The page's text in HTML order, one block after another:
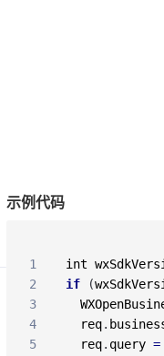
示例代码
1 int
2
if (
3
4
req.
5
req. query =